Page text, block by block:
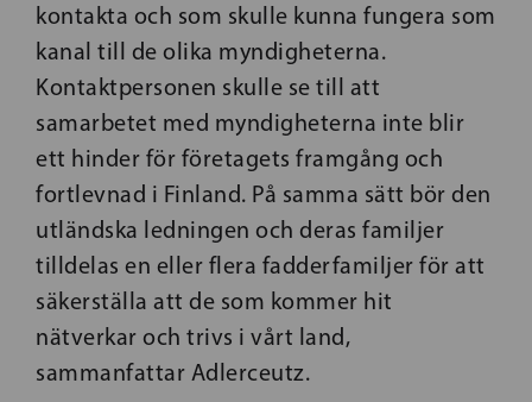
kontakta och som skulle kunna fungera som
kanal till de olika myndigheterna.
Kontaktpersonen skulle se till att
samarbetet med myndigheterna inte blir
ett hinder för företagets framgång och
fortlevnad i Finland. På samma sätt bör den
utländska ledningen och deras familjer
tilldelas en eller flera fadderfamiljer för att
säkerställa att de som kommer hit
nätverkar och trivs i vårt land,
sammanfattar Adlerceutz.